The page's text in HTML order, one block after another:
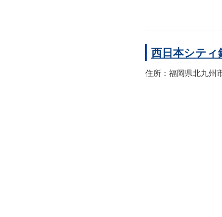
西日本シティ
住所：福岡県北九州